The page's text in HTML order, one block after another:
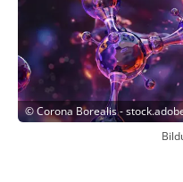
©Corona Borealis -